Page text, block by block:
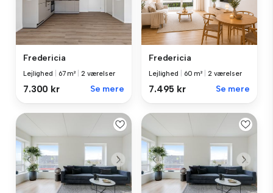
Fredericia
Lejlighed 67 m² 2 værelser
7.300 kr Se mere
Fredericia
Lejlighed 60 m² 2 værelser
7.495 kr Se mere